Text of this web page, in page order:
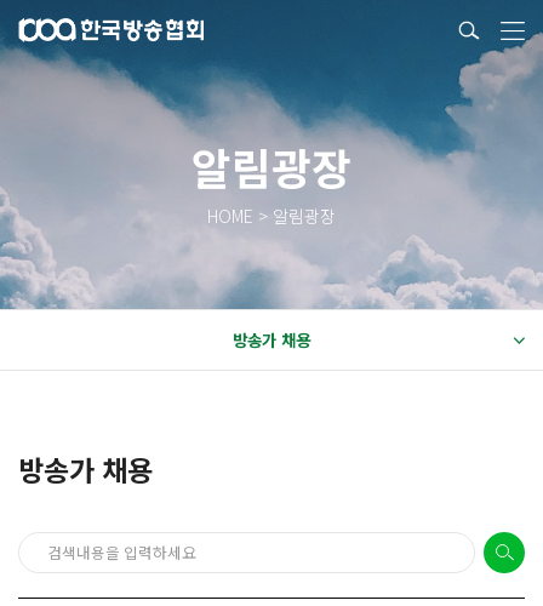
알림광장
HOME > 알림광장
방송가 채용
방송가 채용